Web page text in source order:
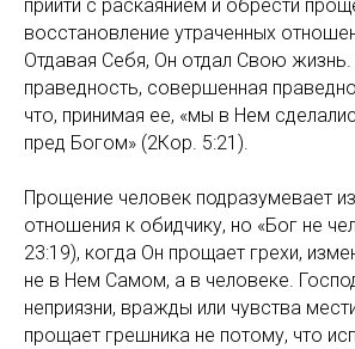
прийти с раскаянием и обрести
восстановление утраченных
Отдавая Себя, Он отдал Свою
праведность, совершенная
что, принимая ее, «мы в Нем
пред Богом» (2Кор. 5:21).
Прощение человек подразумевает
отношения к обидчику, но «Бог не
23:19), когда Он прощает грехи,
не в Нем Самом, а в человеке.
неприязни, вражды или чувства
прощает грешника не потому, что